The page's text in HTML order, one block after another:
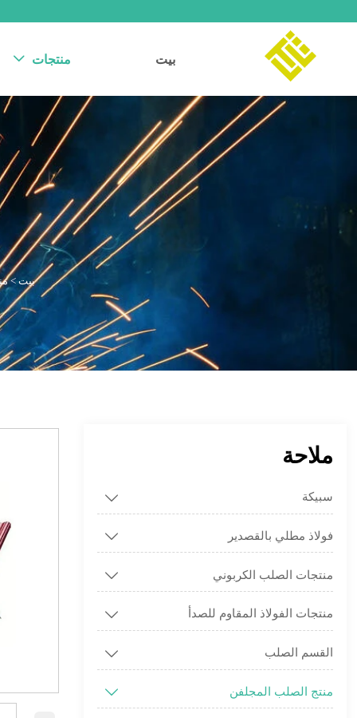
بيت منتجات 
بيت>
ملاحة
سبيكة 
فولاذ مطلي بالقصدير 
منتجات الصلب الكربوني 
منتجات الفولاذ المقاوم للصدأ 
القسم الصلب 
منتج الصلب المجلفن 